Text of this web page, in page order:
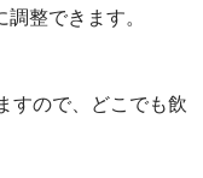
整できます。
すので、どこでも飲